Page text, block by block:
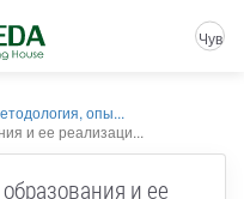
Чув
опы...
и ее реализаци...
и ее